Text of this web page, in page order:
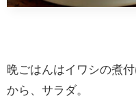
晩ごはんはイワシの煮
から、サラダ。